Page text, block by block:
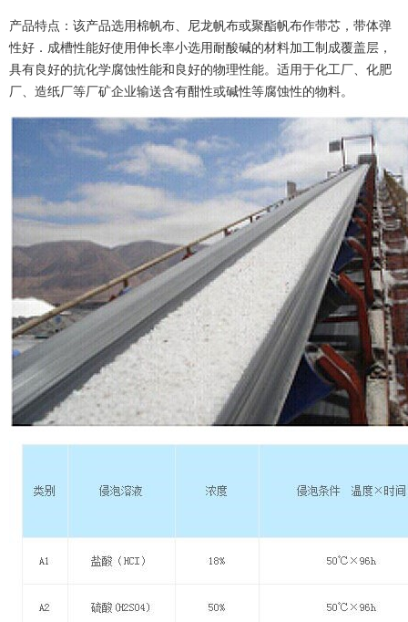
产品特点：该产品选用棉帆布、尼龙帆布或聚酯帆布作带芯，带体弹
性好．成槽性能好使用伸长率小选用耐酸碱的材料加工制成覆盖层，
具有良好的抗化学腐蚀性能和良好的物理性能。适用于化工厂、化肥
厂、造纸厂等厂矿企业输送含有酣性或碱性等腐蚀性的物料。